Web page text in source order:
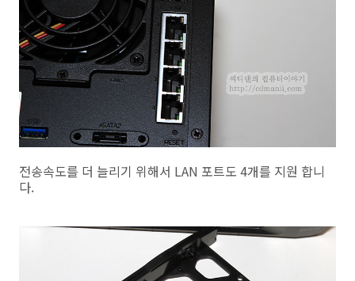
전송속도를 더 늘리기 위해서 LAN 포트도 4개를 지원 합니
다.